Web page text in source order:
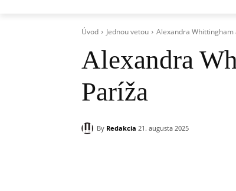
Úvod Jednou vetou Alexandra Whittingham
Alexandra
Paríža
By Redakcia 21. augusta 2025